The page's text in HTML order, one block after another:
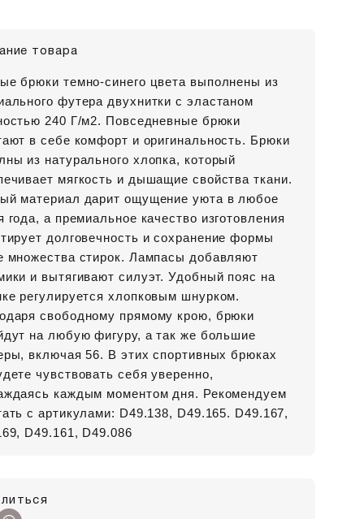
товара
брюки темно-синего цвета выполнены из
футера двухнитки с эластаном
240 Г/м2. Повседневные брюки
в себе комфорт и оригинальность. Брюки
из натурального хлопка, который
мягкость и дышащие свойства ткани.
материал дарит ощущение уюта в любое
года, а премиальное качество изготовления
долговечность и сохранение формы
множества стирок. Лампасы добавляют
и вытягивают силуэт. Удобный пояс на
регулируется хлопковым шнурком.
свободному прямому крою, брюки
на любую фигуру, а так же большие
включая 56. В этих спортивных брюках
чувствовать себя уверенно,
каждым моментом дня. Рекомендуем
с артикулами: D49.138, D49.165. D49.167,
D49.161, D49.086